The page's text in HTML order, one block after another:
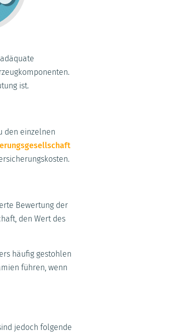
ist.
den einzelnen
Bewertung der
den Wert des
häufig gestohlen
führen, wenn
jedoch folgende